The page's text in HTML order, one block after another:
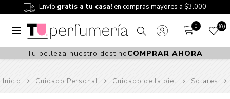
Envío gratis a tu casa! en compras mayores a $3.000
0 0
Tu belleza nuestro destinoCOMPRAR AHORA
Inicio Cuidado Personal Cuidado de la piel Solares